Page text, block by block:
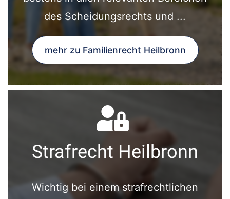
des Scheidungsrechts und ...
mehr zu Familienrecht Heilbronn
Strafrecht Heilbronn
Wichtig bei einem strafrechtlichen